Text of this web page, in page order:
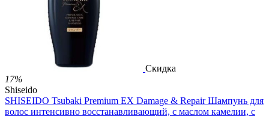
Скидка
17%
Shiseido
SHISEIDO Tsubaki Premium EX Damage & Repair Шампунь для
волос интенсивно восстанавливающий, с маслом камелии, с